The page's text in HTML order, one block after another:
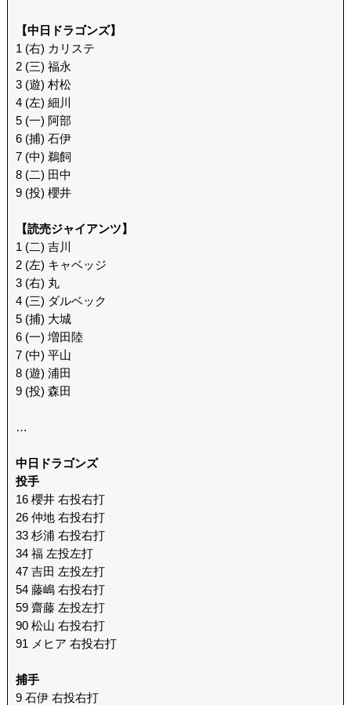
【中日ドラゴンズ】
1 (右) カリステ
2 (三) 福永
3 (遊) 村松
4 (左) 細川
5 (一) 阿部
6 (捕) 石伊
7 (中) 鵜飼
8 (二) 田中
9 (投) 櫻井
【読売ジャイアンツ】
1 (二) 吉川
2 (左) キャベッジ
3 (右) 丸
4 (三) ダルベック
5 (捕) 大城
6 (一) 増田陸
7 (中) 平山
8 (遊) 浦田
9 (投) 森田
…
中日ドラゴンズ
投手
16 櫻井 右投右打
26 仲地 右投右打
33 杉浦 右投右打
34 福 左投左打
47 吉田 左投左打
54 藤嶋 右投右打
59 齋藤 左投左打
90 松山 右投右打
91 メヒア 右投右打
捕手
9 石伊 右投右打